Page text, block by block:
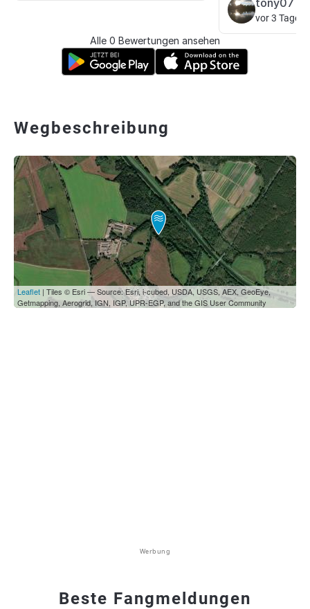
tony07
vor 3 Tagen
Alle 0 Bewertungen ansehen
Wegbeschreibung
Leaflet | Tiles © Esri — Source: Esri, i-cubed, USDA, USGS, AEX, GeoEye,
Getmapping, Aerogrid, IGN, IGP, UPR-EGP, and the GIS User Community
Werbung
Beste Fangmeldungen